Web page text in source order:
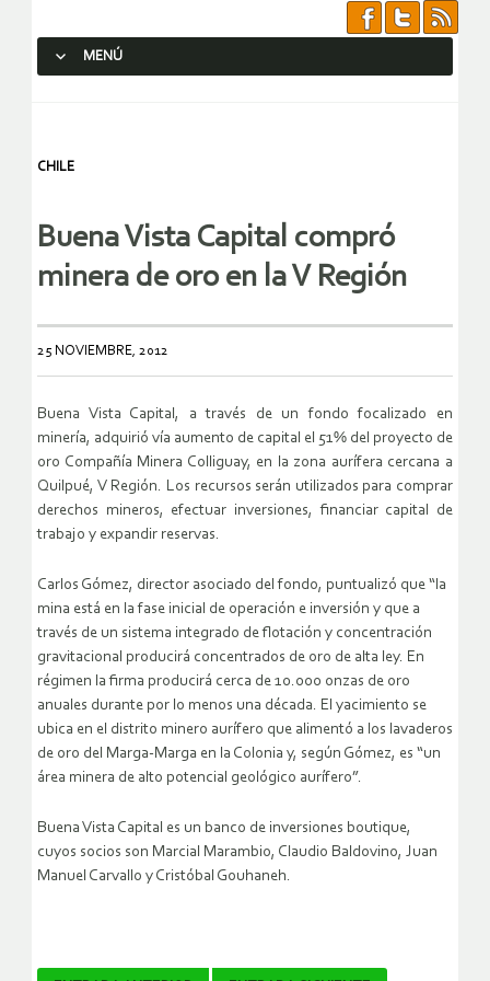
MENÚ
CHILE
Buena Vista Capital compró
minera de oro en la V Región
25 NOVIEMBRE, 2012
Buena Vista Capital, a través de un fondo focalizado en
minería, adquirió vía aumento de capital el 51% del proyecto de
oro Compañía Minera Colliguay, en la zona aurífera cercana a
Quilpué, V Región. Los recursos serán utilizados para comprar
derechos mineros, efectuar inversiones, financiar capital de
trabajo y expandir reservas.
Carlos Gómez, director asociado del fondo, puntualizó que “la
mina está en la fase inicial de operación e inversión y que a
través de un sistema integrado de flotación y concentración
gravitacional producirá concentrados de oro de alta ley. En
régimen la firma producirá cerca de 10.000 onzas de oro
anuales durante por lo menos una década. El yacimiento se
ubica en el distrito minero aurífero que alimentó a los lavaderos
de oro del Marga-Marga en la Colonia y, según Gómez, es “un
área minera de alto potencial geológico aurífero”.
Buena Vista Capital es un banco de inversiones boutique,
cuyos socios son Marcial Marambio, Claudio Baldovino, Juan
Manuel Carvallo y Cristóbal Gouhaneh.